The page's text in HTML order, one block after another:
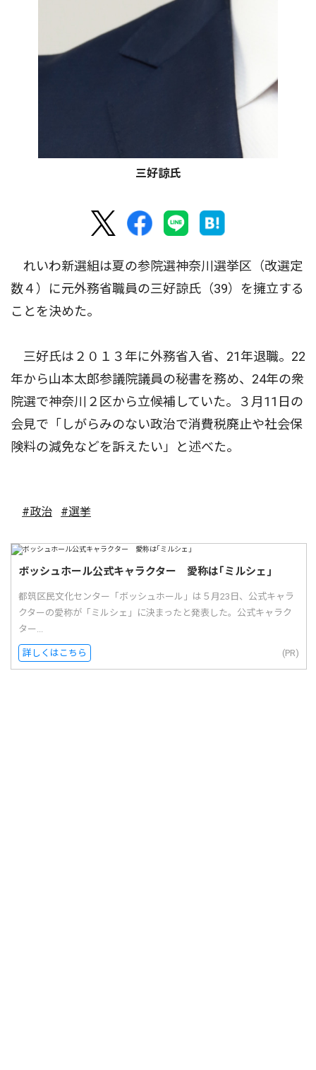
三好諒氏
れいわ新選組は夏の参院選神奈川選挙区（改選定
数４）に元外務省職員の三好諒氏（39）を擁立する
ことを決めた。
三好氏は２０１３年に外務省入省、21年退職。22
年から山本太郎参議院議員の秘書を務め、24年の衆
院選で神奈川２区から立候補していた。３月11日の
会見で「しがらみのない政治で消費税廃止や社会保
険料の減免などを訴えたい」と述べた。
#政治 #選挙
ボッシュホール公式キャラクター 愛称は｢ミルシェ｣
都筑区民文化センター「ボッシュホール」は５月23日、公式キャラ
クターの愛称が「ミルシェ」に決まったと発表した。公式キャラク
ター...
詳しくはこちら (PR)